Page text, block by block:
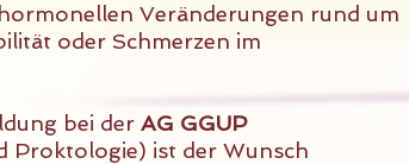
Veränderungen rund um
oder Schmerzen im
bei der AG GGUP
Proktologie) ist der Wunsch